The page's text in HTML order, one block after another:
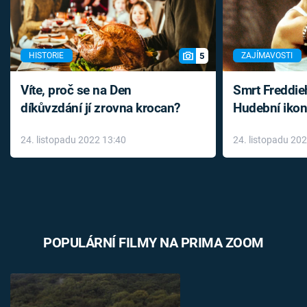
HISTORIE 5
Víte, proč se na Den
díkůvzdání jí zrovna krocan?
24. listopadu 2022 13:40
ZAJÍMAVOSTI
Smrt
Hudební
léky
24. listopadu
POPULÁRNÍ FILMY NA PRIMA ZOOM